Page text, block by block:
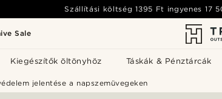
Sale
Kiegészítők öltönyhöz Táskák & Pénztárcák
Szállítási költség1395 Ft ingyenes 17
jelentése a napszemüvegeken